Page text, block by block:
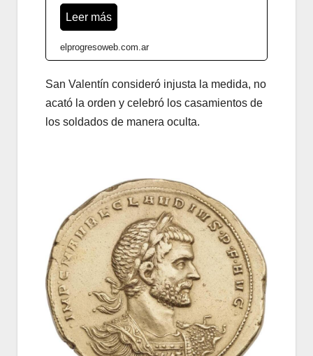
Leer más
elprogresoweb.com.ar
San Valentín consideró injusta la medida, no
acató la orden y celebró los casamientos de
los soldados de manera oculta.